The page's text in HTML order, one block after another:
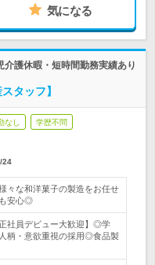
気になる
護休暇・短時間勤務実績あり
タッフ】
なし 学歴不問
24
々な和洋菓子の製造をお任せ
安心◎
社員デビュー大歓迎】◎学
柄・意欲重視の採用◎食品製